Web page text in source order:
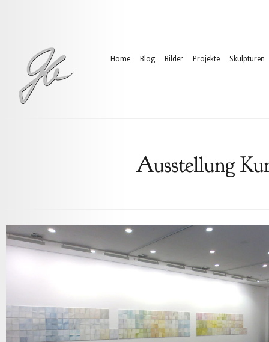
Home Blog Bilder Projekte Skulpturen
Ausstellung